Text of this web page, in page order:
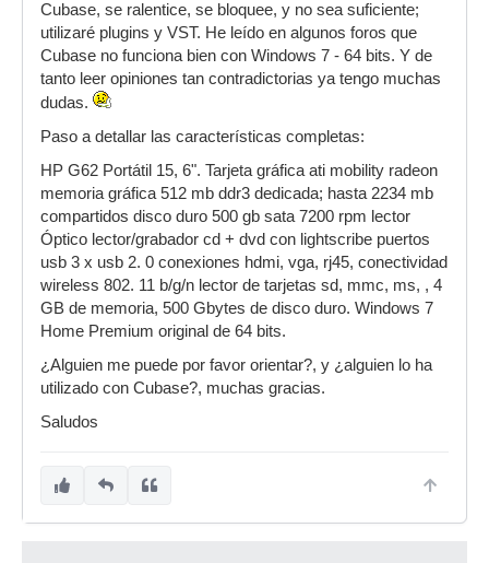
Cubase, se ralentice, se bloquee, y no sea suficiente;
utilizaré plugins y VST. He leído en algunos foros que
Cubase no funciona bien con Windows 7 - 64 bits. Y de
tanto leer opiniones tan contradictorias ya tengo muchas
dudas.
Paso a detallar las características completas:
HP G62 Portátil 15, 6". Tarjeta gráfica ati mobility radeon
memoria gráfica 512 mb ddr3 dedicada; hasta 2234 mb
compartidos disco duro 500 gb sata 7200 rpm lector
Óptico lector/grabador cd + dvd con lightscribe puertos
usb 3 x usb 2. 0 conexiones hdmi, vga, rj45, conectividad
wireless 802. 11 b/g/n lector de tarjetas sd, mmc, ms, , 4
GB de memoria, 500 Gbytes de disco duro. Windows 7
Home Premium original de 64 bits.
¿Alguien me puede por favor orientar?, y ¿alguien lo ha
utilizado con Cubase?, muchas gracias.
Saludos